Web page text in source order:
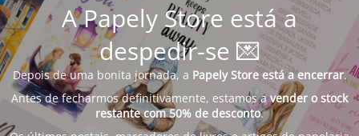
A Papely Store está a
despedir-se 💌
Depoisdeumabonita jornada, a PapelyStoreestáaencerrar.
Antesdefecharmosdefinitivamente, estamosavender o stock
restantecom50% de desconto.